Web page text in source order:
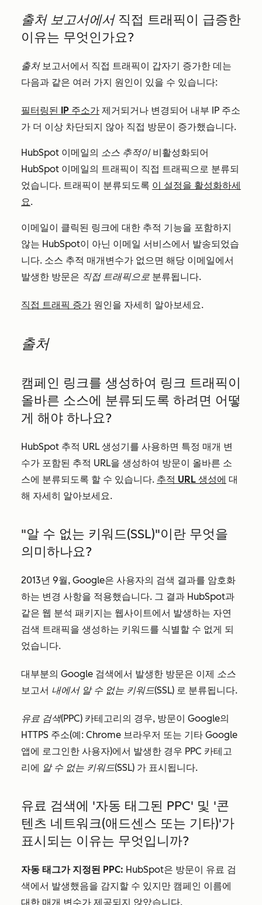
출처 보고서에서 직접 트래픽이 급증한
이유는 무엇인가요?
출처보고서에서 직접 트래픽이 갑자기 증가한 데는
다음과 같은 여러 가지 원인이 있을 수 있습니다:
필터링된 IP 주소가 제거되거나 변경되어 내부 IP 주소
가 더 이상 차단되지 않아 직접 방문이 증가했습니다.
HubSpot 이메일의 소스 추적이비활성화되어
HubSpot 이메일의 트래픽이 직접 트래픽으로 분류되
었습니다. 트래픽이 분류되도록 이 설정을 활성화하세
요.
이메일이 클릭된 링크에 대한 추적 기능을 포함하지
않는 HubSpot이 아닌 이메일 서비스에서 발송되었습
니다. 소스 추적 매개변수가 없으면 해당 이메일에서
발생한 방문은 직접 트래픽으로 분류됩니다.
직접 트래픽 증가 원인을 자세히 알아보세요.
출처
캠페인 링크를 생성하여 링크 트래픽이
올바른 소스에 분류되도록 하려면 어떻
게 해야 하나요?
HubSpot 추적 URL 생성기를 사용하면 특정 매개 변
수가 포함된 추적 URL을 생성하여 방문이 올바른 소
스에 분류되도록 할 수 있습니다. 추적 URL 생성에 대
해 자세히 알아보세요.
"알 수 없는 키워드(SSL)"이란 무엇을
의미하나요?
2013년 9월, Google은 사용자의 검색 결과를 암호화
하는 변경 사항을 적용했습니다. 그 결과 HubSpot과
같은 웹 분석 패키지는 웹사이트에서 발생하는 자연
검색 트래픽을 생성하는 키워드를 식별할 수 없게 되
었습니다.
대부분의 Google 검색에서 발생한 방문은 이제 소스
보고서 내에서 알 수 없는 키워드(SSL) 로 분류됩니다.
유료 검색(PPC) 카테고리의 경우, 방문이 Google의
HTTPS 주소(예: Chrome 브라우저 또는 기타 Google
앱에 로그인한 사용자)에서 발생한 경우 PPC 카테고
리에 알 수 없는 키워드(SSL) 가 표시됩니다.
유료 검색에 '자동 태그된 PPC' 및 '콘
텐츠 네트워크(애드센스 또는 기타)'가
표시되는 이유는 무엇입니까?
자동 태그가 지정된 PPC: HubSpot은 방문이 유료 검
색에서 발생했음을 감지할 수 있지만 캠페인 이름에
대한 매개 변수가 제공되지 않았습니다.